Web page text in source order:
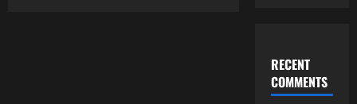
RECENT
COMMENTS